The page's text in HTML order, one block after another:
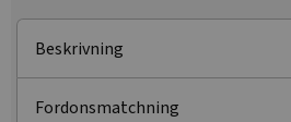
Beskrivning
Fordonsmatchning